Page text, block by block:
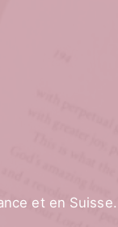
et en Suisse.